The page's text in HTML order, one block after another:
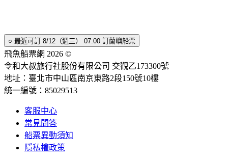
○ 最近可訂 8/12（週三） 07:00 訂蘭嶼船票
飛魚船票網 2026 ©
令和大叔旅行社股份有限公司 交觀乙173300號
地址：臺北市中山區南京東路2段150號10樓
統一編號：85029513
客服中心
常見問答
船票異動須知
隱私權政策